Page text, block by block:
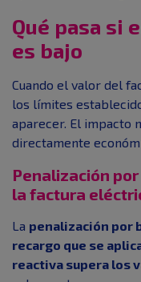
Qué pasa si
es bajo
Cuando el valor del
los límites
aparecer. El impacto
directamente
Penalización
la factura
La penalización por
recargo que se
reactiva supera los